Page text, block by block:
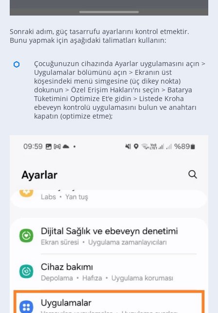
Sonraki adım, güç tasarrufu ayarlarını kontrol etmektir.
Bunu yapmak için aşağıdaki talimatları kullanın:
Çocuğunuzun cihazında Ayarlar uygulamasını açın >
Uygulamalar bölümünü açın > Ekranın üst
köşesindeki menü simgesine (üç dikey nokta)
dokunun > Özel Erişim Hakları'nı seçin > Batarya
Tüketimini Optimize Et'e gidin > Listede Kroha
ebeveyn kontrolü uygulamasını bulun ve anahtarı
kapatın (optimize etme);